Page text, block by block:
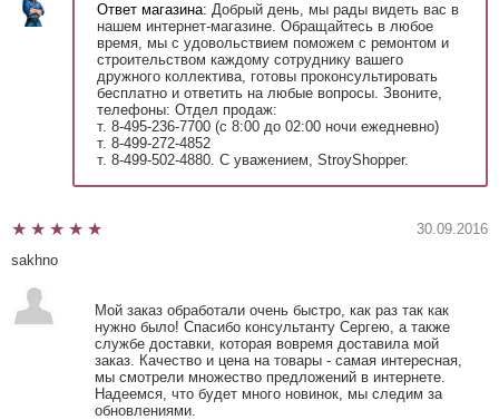
Ответ магазина: Добрый день, мы рады видеть вас в
нашем интернет-магазине. Обращайтесь в любое
время, мы с удовольствием поможем с ремонтом и
строительством каждому сотруднику вашего
дружного коллектива, готовы проконсультировать
бесплатно и ответить на любые вопросы. Звоните,
телефоны: Отдел продаж:
т. 8-495-236-7700 (с 8:00 до 02:00 ночи ежедневно)
т. 8-499-272-4852
т. 8-499-502-4880. С уважением, StroyShopper.
sakhno
30.09.2016
Мой заказ обработали очень быстро, как раз так как
нужно было! Спасибо консультанту Сергею, а также
службе доставки, которая вовремя доставила мой
заказ. Качество и цена на товары - самая интересная,
мы смотрели множество предложений в интернете.
Надеемся, что будет много новинок, мы следим за
обновлениями.